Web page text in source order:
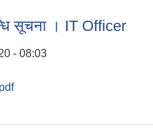
सूचना । IT Officer
- 08:03